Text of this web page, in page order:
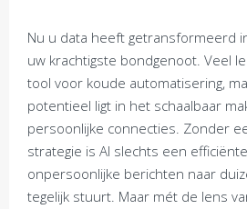
Nu u data heeft getransformeerd
uw krachtigste bondgenoot. Veel
tool voor koude automatisering,
potentieel ligt in het schaalbaar
persoonlijke connecties. Zonder
strategie is AI slechts een
onpersoonlijke berichten naar
tegelijk stuurt. Maar mét de lens